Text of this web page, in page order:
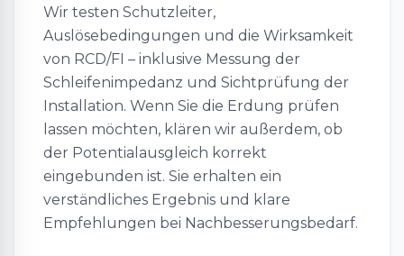
Wir testen Schutzleiter,
Auslösebedingungen und die Wirksamkeit
von RCD/FI – inklusive Messung der
Schleifenimpedanz und Sichtprüfung der
Installation. Wenn Sie die Erdung prüfen
lassen möchten, klären wir außerdem, ob
der Potentialausgleich korrekt
eingebunden ist. Sie erhalten ein
verständliches Ergebnis und klare
Empfehlungen bei Nachbesserungsbedarf.